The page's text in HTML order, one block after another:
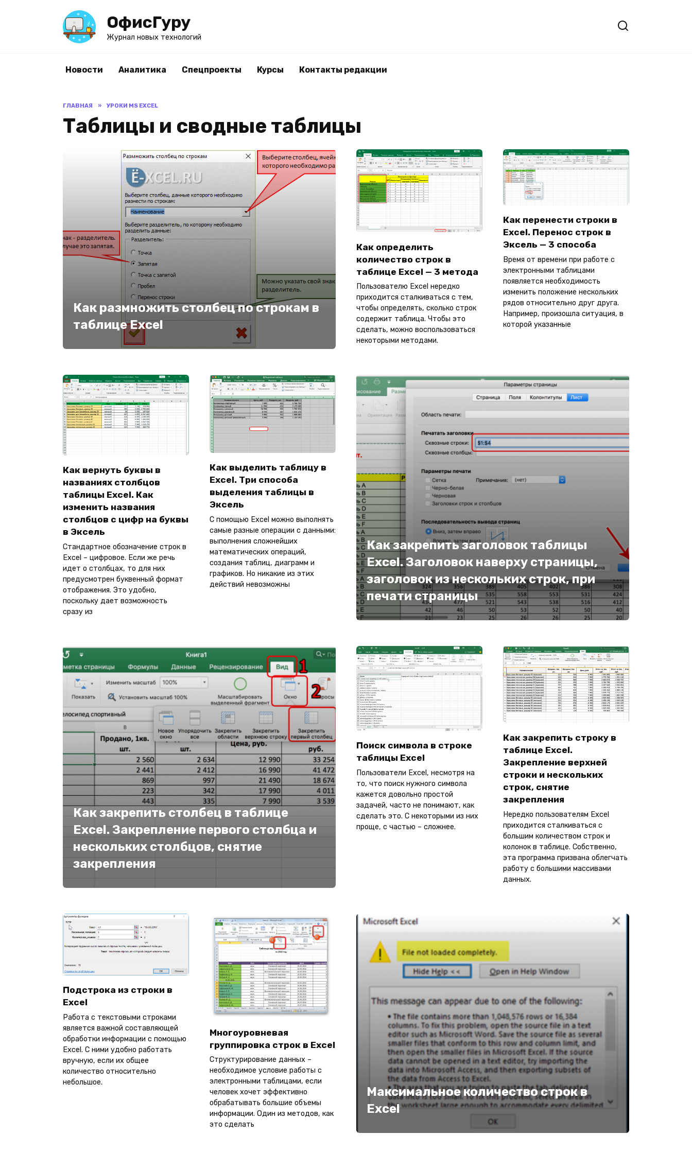
ОфисГуру
Журнал новых технологий
Новости Аналитика Спецпроекты Курсы Контакты редакции
ГЛАВНАЯ » УРОКИ MS EXCEL
Таблицы и сводные таблицы
Как размножить столбец по строкам в
таблице Excel
Как определить
количество строк в
таблице Excel — 3 метода
Пользователю Excel нередко
приходится сталкиваться с тем,
чтобы определять, сколько строк
содержит таблица. Чтобы это
сделать, можно воспользоваться
некоторыми методами.
Как перенести строки в
Excel. Перенос строк в
Эксель — 3 способа
Время от времени при работе с
электронными таблицами
появляется необходимость
изменить положение нескольких
рядов относительно друг друга.
Например, произошла ситуация, в
которой указанные
Как вернуть буквы в
названиях столбцов
таблицы Excel. Как
изменить названия
столбцов с цифр на буквы
в Эксель
Стандартное обозначение строк в
Excel – цифровое. Если же речь
идет о столбцах, то для них
предусмотрен буквенный формат
отображения. Это удобно,
поскольку дает возможность
сразу из
Как выделить таблицу в
Excel. Три способа
выделения таблицы в
Эксель
С помощью Excel можно выполнять
самые разные операции с данными:
выполнения сложнейших
математических операций,
создания таблиц, диаграмм и
графиков. Но никакие из этих
действий невозможны
Как закрепить заголовок таблицы
Excel. Заголовок наверху страницы,
заголовок из нескольких строк, при
печати страницы
Как закрепить столбец в таблице
Excel. Закрепление первого столбца и
нескольких столбцов, снятие
закрепления
Поиск символа в строке
таблицы Excel
Пользователи Excel, несмотря на
то, что поиск нужного символа
кажется довольно простой
задачей, часто не понимают, как
сделать это. С некоторыми из них
проще, с частью – сложнее.
Как закрепить строку в
таблице Excel.
Закрепление верхней
строки и нескольких
строк, снятие
закрепления
Нередко пользователям Excel
приходится сталкиваться с
большим количеством строк и
колонок в таблице. Собственно,
эта программа призвана облегчать
работу с большими массивами
данных.
Подстрока из строки в
Excel
Работа с текстовыми строками
является важной составляющей
обработки информации с помощью
Excel. С ними удобно работать
вручную, если их общее
количество относительно
небольшое.
Многоуровневая
группировка строк в Excel
Структурирование данных –
необходимое условие работы с
электронными таблицами, если
человек хочет эффективно
обрабатывать большие объемы
информации. Один из методов, как
это сделать
Максимальное количество строк в
Excel